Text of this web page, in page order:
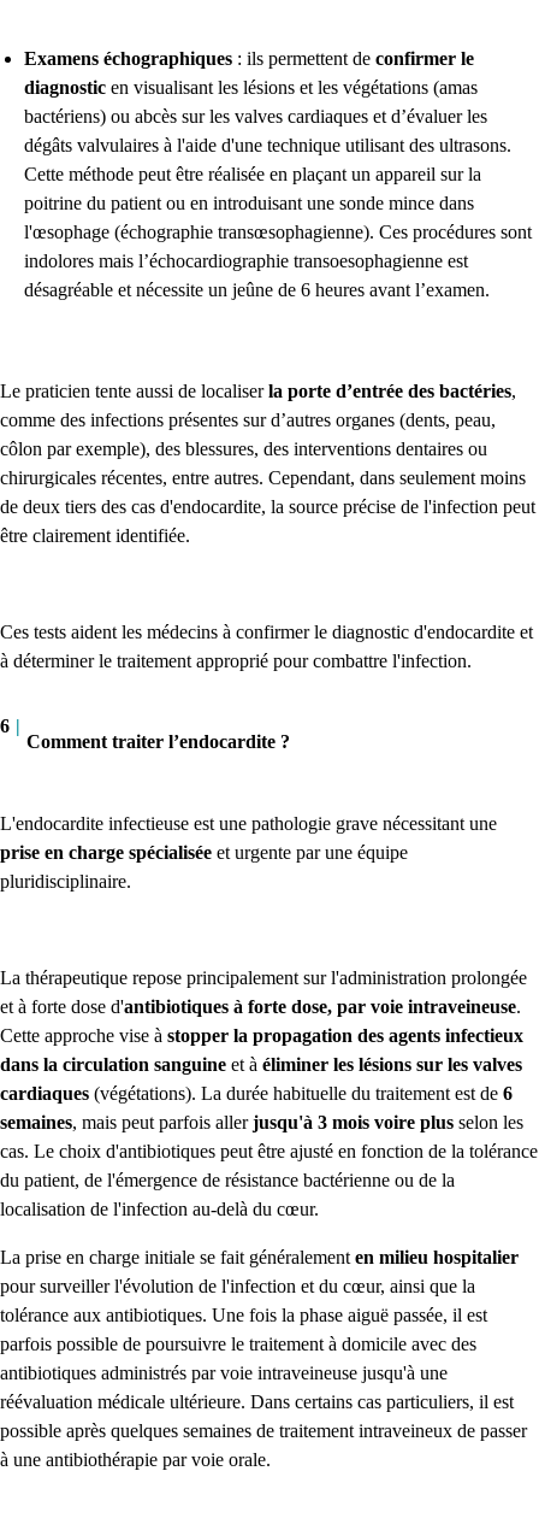
Examens échographiques : ils permettent de confirmer le
diagnostic en visualisant les lésions et les végétations (amas
bactériens) ou abcès sur les valves cardiaques et d’évaluer les
dégâts valvulaires à l'aide d'une technique utilisant des ultrasons.
Cette méthode peut être réalisée en plaçant un appareil sur la
poitrine du patient ou en introduisant une sonde mince dans
l'œsophage (échographie transœsophagienne). Ces procédures sont
indolores mais l’échocardiographie transoesophagienne est
désagréable et nécessite un jeûne de 6 heures avant l’examen.
Le praticien tente aussi de localiserla porte d’entrée des bactéries,
comme des infections présentes sur d’autres organes (dents, peau,
côlon par exemple), des blessures, des interventions dentaires ou
chirurgicales récentes, entre autres. Cependant, dans seulement moins
de deux tiers des cas d'endocardite, la source précise de l'infection peut
être clairement identifiée.
Ces tests aident les médecins à confirmer le diagnostic d'endocardite et
à déterminer le traitement approprié pour combattre l'infection.
6 |
Comment traiter l’endocardite ?
L'endocardite infectieuse est une pathologie grave nécessitant une
prise en charge spécialisée et urgente par une équipe
pluridisciplinaire.
La thérapeutique repose principalement sur l'administration prolongée
et à forte dose d'antibiotiques à forte dose, par voie intraveineuse.
Cette approche vise à stopper la propagation des agents infectieux
dans la circulation sanguine et à éliminer les lésions sur les valves
cardiaques (végétations). La durée habituelle du traitement est de 6
semaines, mais peut parfois allerjusqu'à 3 mois voire plus selon les
cas. Le choix d'antibiotiques peut être ajusté en fonction de la tolérance
du patient, de l'émergence de résistance bactérienne ou de la
localisation de l'infection au-delà du cœur.
La prise en charge initiale se fait généralement en milieu hospitalier
pour surveiller l'évolution de l'infection et du cœur, ainsi que la
tolérance aux antibiotiques. Une fois la phase aiguë passée, il est
parfois possible de poursuivre le traitement à domicile avec des
antibiotiques administrés par voie intraveineuse jusqu'à une
réévaluation médicale ultérieure. Dans certains cas particuliers, il est
possible après quelques semaines de traitement intraveineux de passer
à une antibiothérapie par voie orale.